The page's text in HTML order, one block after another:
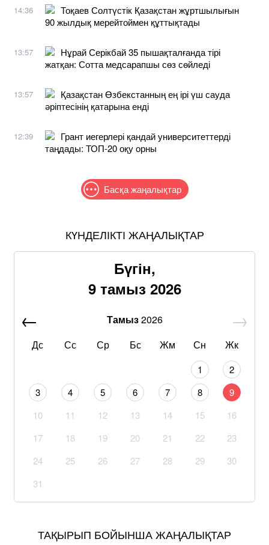
14:36
Тоқаев Солтүстік Қазақстан жұртшылығын
90 жылдық мерейтоймен құттықтады
13:57
Нұрай Серікбай 35 пышақталғанда тірі
жатқан: Сотта медсарапшы сөз сөйледі
13:57
Қазақстан Өзбекстанның ең ірі үш сауда
әріптесінің қатарына енді
12:39
Грант иегерлері қандай университеттерді
таңдады: ТОП-20 оқу орны
Басқа жаңалықтар
КҮНДЕЛІКТІ ЖАҢАЛЫҚТАР
Бүгін,
9 тамыз 2026
Тамыз2026
Дс
Сс Ср Бс Жм Сн Жк
1
2
3
4 5 6 7 8
9
10
11 12 13 14 15
16
17
18 19 20 21 22
23
24
25 26 27 28 29
30
31
ТАҚЫРЫП БОЙЫНША ЖАҢАЛЫҚТАР